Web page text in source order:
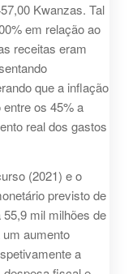
Kwanzas. Tal
em relação ao
receitas eram
que a inflação
os 45% a
real dos gastos
(2021) e o
previsto de
mil milhões de
aumento
a